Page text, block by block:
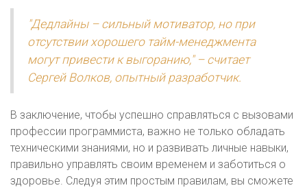
"Дедлайны – сильный мотиватор, но при
отсутствии хорошего тайм-менеджмента
могут привести к выгоранию," – считает
Сергей Волков, опытный разработчик.
В заключение, чтобы успешно справляться с вызовами
профессии программиста, важно не только обладать
техническими знаниями, но и развивать личные навыки,
правильно управлять своим временем и заботиться о
здоровье. Следуя этим простым правилам, вы сможете